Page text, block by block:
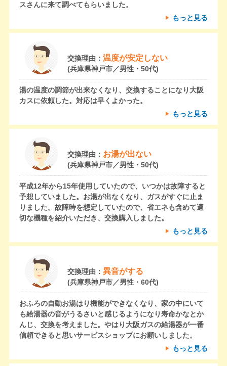
スさんに来て調べてもらいました。
もっと見る
交換理由： 温度が安定しない
(兵庫県神戸市／男性・50代)
湯の温度の調節が出来なくなり、交換することになり大阪
カスに依頼した。対応は早くよかった。
もっと見る
交換理由： お湯が出ない
(兵庫県神戸市／男性・50代)
平成12年から15年使用していたので、いつかは故障すると
予想していました。お湯が出なくなり、ガスがすぐに止ま
りました。故障時を想定していたので、省エネも含めて適
切な機種を紹介いただき、交換購入しました。
もっと見る
交換理由： 異音がする
(兵庫県神戸市／男性・60代)
おふろの自動お湯はり機能ができなくなり、家の中にいて
も給湯器の音がうるさいと感じるようになり寿命かなとか
んじ、交換を考えました。やはり大阪ガスの給湯器が一番
信頼できると思いサービスショップにお願いしました。
もっと見る